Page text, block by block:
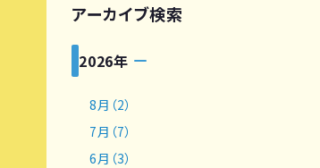
アーカイブ検索
2026年
8月（2）
7月（7）
6月（3）